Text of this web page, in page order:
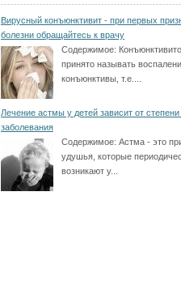
Вирусный конъюнктивит - при первых
болезни обращайтесь к врачу
Содержимое:
принято называть
конъюнктивы, т.е....
Лечение астмы у детей зависит от
заболевания
Содержимое: Астма - это
удушья, которые
возникают у...